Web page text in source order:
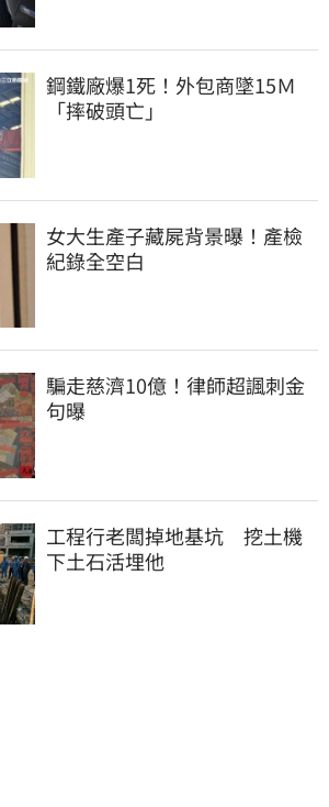
鋼鐵廠爆1死！外包商墜15Ｍ
「摔破頭亡」
女大生產子藏屍背景曝！產檢
紀錄全空白
騙走慈濟10億！律師超諷刺金
句曝
工程行老闆掉地基坑　挖土機
下土石活埋他